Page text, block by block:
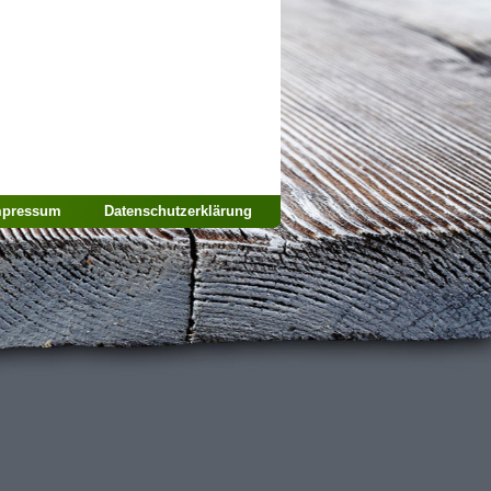
Datenschutzerklärung